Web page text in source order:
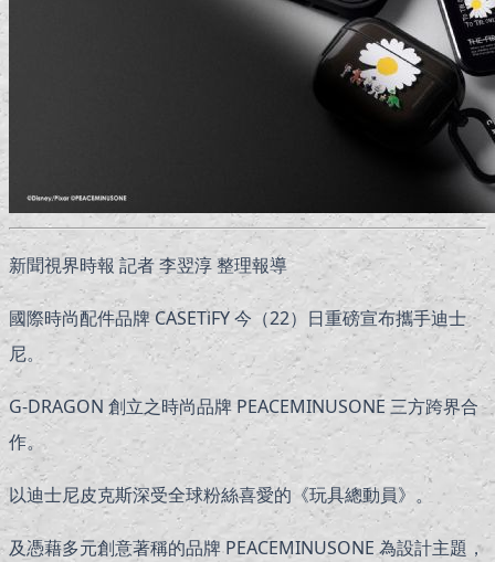
新聞視界時報 記者 李翌淳 整理報導
國際時尚配件品牌 CASETiFY 今（22）日重磅宣布攜手迪士
尼。
G-DRAGON 創立之時尚品牌 PEACEMINUSONE 三方跨界合
作。
以迪士尼皮克斯深受全球粉絲喜愛的《玩具總動員》。
及憑藉多元創意著稱的品牌 PEACEMINUSONE 為設計主題，